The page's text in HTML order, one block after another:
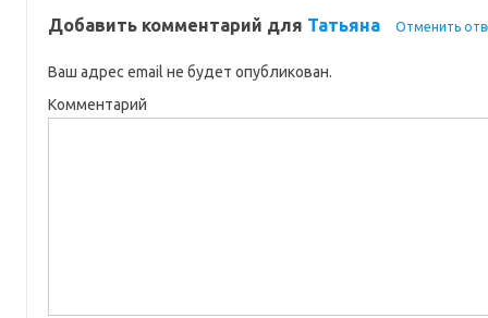
Добавить комментарий для Татьяна Отменить
Ваш адрес email не будет опубликован.
Комментарий